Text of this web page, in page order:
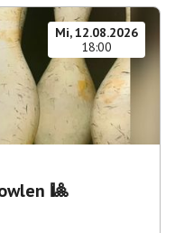
Mi, 12.08.2026
18:00
🎱